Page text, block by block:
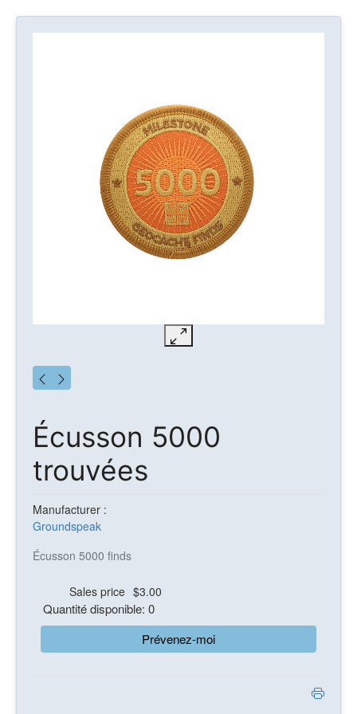
Écusson 5000
trouvées
Manufacturer :
Groundspeak
Écusson 5000 finds
Sales price $3.00
Quantité disponible: 0
Prévenez-moi